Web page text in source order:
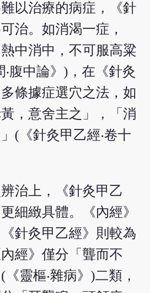
難以治療的病症，《針
治。如消渴一症，
熱中消中，不可服高粱
腹中論》)，在《針灸
條據症選穴之法，如
黃，意舍主之」，「消
(《針灸甲乙經‧卷十
治上，《針灸甲乙
細緻具體。《內經》
針灸甲乙經》則較為
經》僅分「聾而不
靈樞‧雜病》)二類，